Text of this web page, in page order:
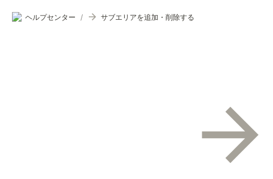
ヘルプセンター / サブエリアを追加・削除する